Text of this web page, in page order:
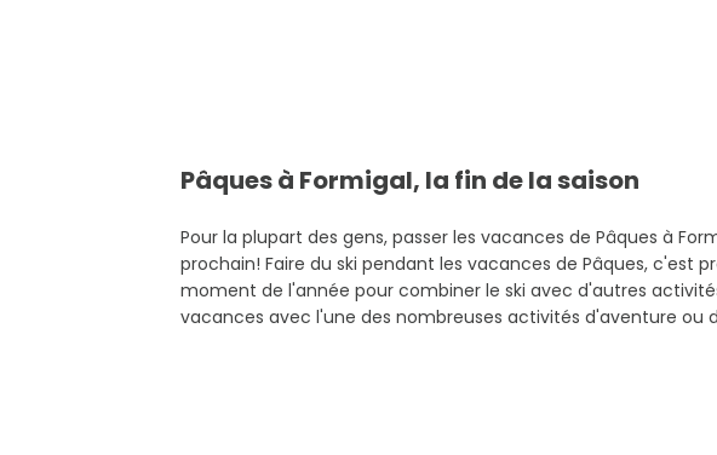
Pâques à Formigal, la fin de la saison
Pour la plupart des gens, passer les vacances de Pâques à
prochain! Faire du ski pendant les vacances de Pâques, c'est
moment de l'année pour combiner le ski avec d'autres
vacances avec l'une des nombreuses activités d'aventure ou